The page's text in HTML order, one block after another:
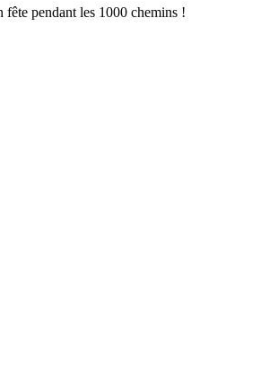
fête pendant les 1000 chemins !